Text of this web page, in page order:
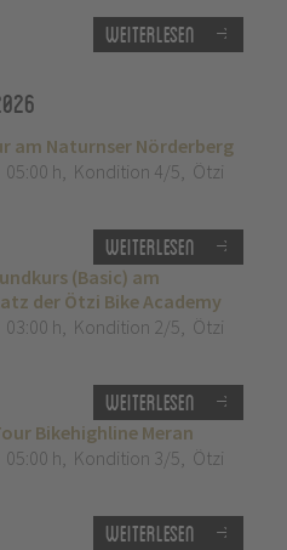
Weiterlesen
am Naturnser Nörderberg
05:00 h, Kondition 4/5, Ötzi
Weiterlesen
(Basic) am
der Ötzi Bike Academy
03:00 h, Kondition 2/5, Ötzi
Weiterlesen
Bikehighline Meran
05:00 h, Kondition 3/5, Ötzi
Weiterlesen